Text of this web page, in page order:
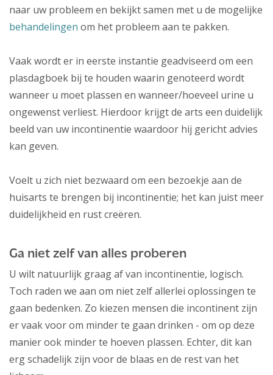
naar uw probleem en bekijkt samen met u de mogelijke
behandelingen om het probleem aan te pakken.
Vaak wordt er in eerste instantie geadviseerd om een
plasdagboek bij te houden waarin genoteerd wordt
wanneer u moet plassen en wanneer/hoeveel urine u
ongewenst verliest. Hierdoor krijgt de arts een duidelijk
beeld van uw incontinentie waardoor hij gericht advies
kan geven.
Voelt u zich niet bezwaard om een bezoekje aan de
huisarts te brengen bij incontinentie; het kan juist meer
duidelijkheid en rust creëren.
Ga niet zelf van alles proberen
U wilt natuurlijk graag af van incontinentie, logisch.
Toch raden we aan om niet zelf allerlei oplossingen te
gaan bedenken. Zo kiezen mensen die incontinent zijn
er vaak voor om minder te gaan drinken - om op deze
manier ook minder te hoeven plassen. Echter, dit kan
erg schadelijk zijn voor de blaas en de rest van het